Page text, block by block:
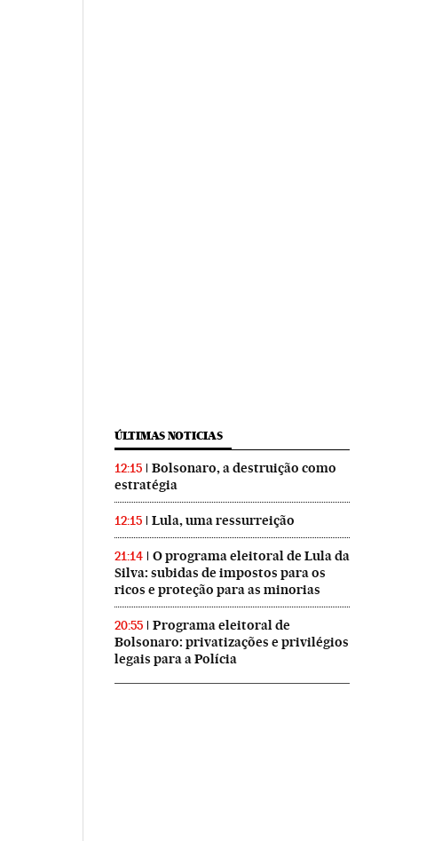
ÚLTIMAS NOTICIAS
12:15
Bolsonaro, a destruição como
estratégia
12:15 Lula, uma ressurreição
21:14
O programa eleitoral de Lula da
Silva: subidas de impostos para os
ricos e proteção para as minorias
20:55
Programa eleitoral de
Bolsonaro: privatizações e privilégios
legais para a Polícia